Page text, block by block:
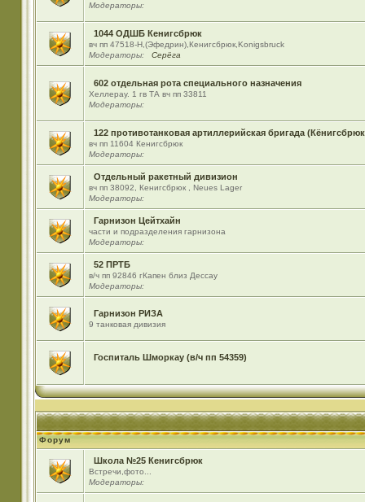
Модераторы:
1044 ОДШБ Кенигсбрюк
вч пп 47518-Н,(Эфедрин),Кенигсбрюк,Konigsbruck
Модераторы:
Серёга
602 отдельная рота специального назначения
Хеллерау. 1 гв ТА вч пп 33811
Модераторы:
122 противотанковая артиллерийская бригада
вч пп 11604 Кенигсбрюк
Модераторы:
Отдельный ракетный дивизион
вч пп 38092, Кенигсбрюк , Neues Lager
Модераторы:
Гарнизон Цейтхайн
части и подразделения гарнизона
Модераторы:
52 ПРТБ
в/ч пп 92846 гКапен близ Дессау
Модераторы:
Гарнизон РИЗА
9 танковая дивизия
Госпиталь Шморкау (в/ч пп 54359)
Форум
Школа №25 Кенигсбрюк
Встречи,фото...
Модераторы: